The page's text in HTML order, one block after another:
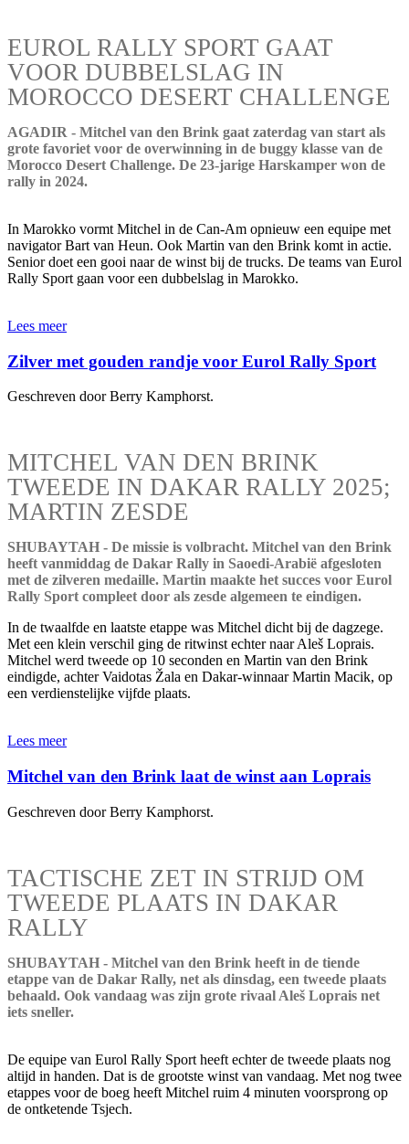
EUROL RALLY SPORT GAAT
VOOR DUBBELSLAG IN
MOROCCO DESERT CHALLENGE
AGADIR - Mitchel van den Brink gaat zaterdag van start als
grote favoriet voor de overwinning in de buggy klasse van de
Morocco Desert Challenge. De 23-jarige Harskamper won de
rally in 2024.
In Marokko vormt Mitchel in de Can-Am opnieuw een equipe met
navigator Bart van Heun. Ook Martin van den Brink komt in actie.
Senior doet een gooi naar de winst bij de trucks. De teams van Eurol
Rally Sport gaan voor een dubbelslag in Marokko.
Lees meer
Zilver met gouden randje voor Eurol Rally Sport
Geschreven door Berry Kamphorst.
MITCHEL VAN DEN BRINK
TWEEDE IN DAKAR RALLY 2025;
MARTIN ZESDE
SHUBAYTAH - De missie is volbracht. Mitchel van den Brink
heeft vanmiddag de Dakar Rally in Saoedi-Arabië afgesloten
met de zilveren medaille. Martin maakte het succes voor Eurol
Rally Sport compleet door als zesde algemeen te eindigen.
In de twaalfde en laatste etappe was Mitchel dicht bij de dagzege.
Met een klein verschil ging de ritwinst echter naar Aleš Loprais.
Mitchel werd tweede op 10 seconden en Martin van den Brink
eindigde, achter Vaidotas Žala en Dakar-winnaar Martin Macik, op
een verdienstelijke vijfde plaats.
Lees meer
Mitchel van den Brink laat de winst aan Loprais
Geschreven door Berry Kamphorst.
TACTISCHE ZET IN STRIJD OM
TWEEDE PLAATS IN DAKAR
RALLY
SHUBAYTAH - Mitchel van den Brink heeft in de tiende
etappe van de Dakar Rally, net als dinsdag, een tweede plaats
behaald. Ook vandaag was zijn grote rivaal Aleš Loprais net
iets sneller.
De equipe van Eurol Rally Sport heeft echter de tweede plaats nog
altijd in handen. Dat is de grootste winst van vandaag. Met nog twee
etappes voor de boeg heeft Mitchel ruim 4 minuten voorsprong op
de ontketende Tsjech.